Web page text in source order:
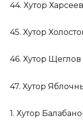
44. Хутор Харсеев
45. Хутор
46. Хутор Щеглов
47. Хутор
1. Хутор